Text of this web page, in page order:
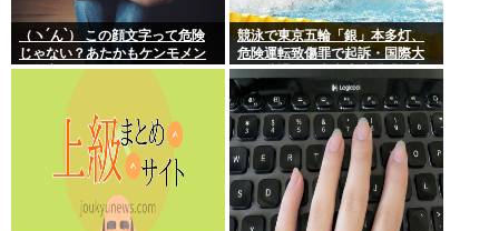
（ヽ´ん`） この顔文字って危険
じゃない？あたかもケンモメン
が無害で優しい一般人だと誤解
競泳で東京五輪「銀」本多灯、
危険運転致傷罪で起訴・国際大
会を辞退…日本水泳連盟「報告
が遅れお詫び」